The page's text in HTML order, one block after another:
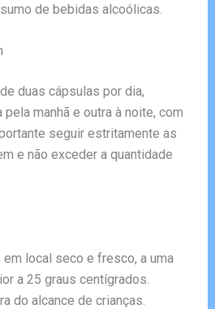
de bebidas alcoólicas.
duas cápsulas por dia,
manhã e outra à noite, com
seguir estritamente as
e não exceder a quantidade
local seco e fresco, a uma
a 25 graus centígrados.
do alcance de crianças.